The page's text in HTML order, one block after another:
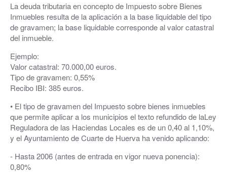
La deuda tributaria en concepto de Impuesto sobre Bienes
Inmuebles resulta de la aplicación a la base liquidable del tipo
de gravamen; la base liquidable corresponde al valor catastral
del inmueble.
Ejemplo:
Valor catastral: 70.000,00 euros.
Tipo de gravamen: 0,55%
Recibo IBI: 385 euros.
• El tipo de gravamen del Impuesto sobre bienes inmuebles
que permite aplicar a los municipios el texto refundido de laLey
Reguladora de las Haciendas Locales es de un 0,40 al 1,10%,
y el Ayuntamiento de Cuarte de Huerva ha venido aplicando:
- Hasta 2006 (antes de entrada en vigor nueva ponencia):
0,80%